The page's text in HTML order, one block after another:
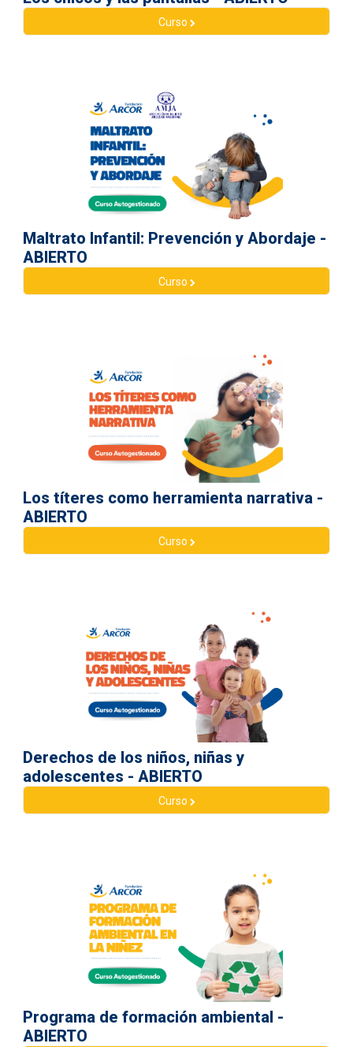
Curso
Maltrato Infantil: Prevención y Abordaje -
ABIERTO
Curso
Los títeres como herramienta narrativa -
ABIERTO
Curso
Derechos de los niños, niñas y
adolescentes - ABIERTO
Curso
Programa de formación ambiental -
ABIERTO